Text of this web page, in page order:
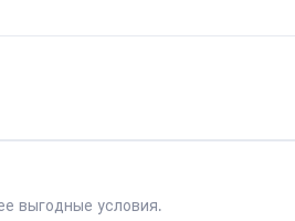
выгодные условия.